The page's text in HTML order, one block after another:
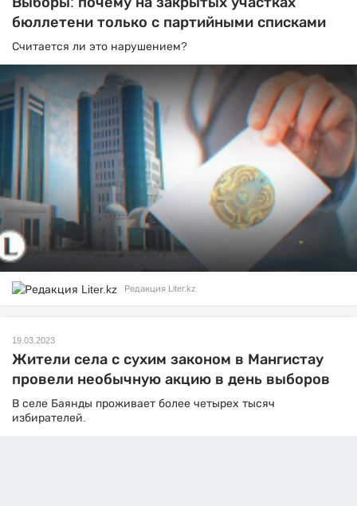
бюллетени только с партийными списками
Считается ли это нарушением?
Редакция Liter.kz
19.03.2023
Жители села с сухим законом в Мангистау
провели необычную акцию в день выборов
В селе Баянды проживает более четырех тысяч
избирателей.